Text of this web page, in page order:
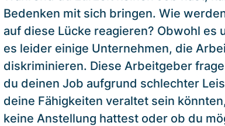
Bedenken mit sich bringen. Wie
auf diese Lücke reagieren? Obwohl es
es leider einige Unternehmen, die
diskriminieren. Diese Arbeitgeber
du deinen Job aufgrund schlechter
deine Fähigkeiten veraltet sein
keine Anstellung hattest oder ob du